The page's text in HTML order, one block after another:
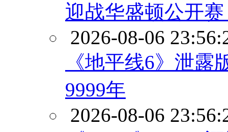
迎战华盛顿公开
2026-08-06
《地平线6》泄
9999年
2026-08-06